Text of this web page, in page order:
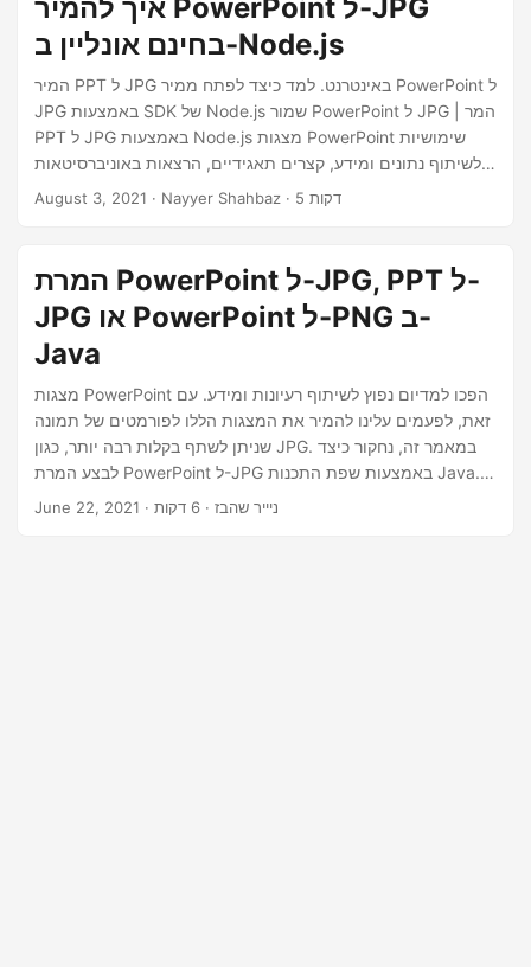
איך להמיר PowerPoint ל-JPG
בחינם אונליין ב-Node.js
המיר PPT ל JPG באינטרנט. למד כיצד לפתח ממיר PowerPoint ל
JPG באמצעות SDK של Node.js שמור PowerPoint ל JPG | המר
PPT ל JPG באמצעות Node.js מצגות PowerPoint שימושיות
לשיתוף נתונים ומידע, קצרים תאגידיים, הרצאות באוניברסיטאות
וכו’. אבל כדי לצפות בקבצי המצגות, יש צורך ביישום ספציפי שעשוי
August 3, 2021 · Nayyer Shahbaz · 5 דקות
המרת PowerPoint ל-JPG, PPT ל-
JPG או PowerPoint ל-PNG ב-
Java
מצגות PowerPoint הפכו למדיום נפוץ לשיתוף רעיונות ומידע. עם
זאת, לפעמים עלינו להמיר את המצגות הללו לפורמטים של תמונה
שניתן לשתף בקלות רבה יותר, כגון JPG. במאמר זה, נחקור כיצד
לבצע המרת PowerPoint ל-JPG באמצעות שפת התכנות Java.
נדון בגישות השונות הזמינות לביצוע משימה זו ביעילות וביעילות
June 22, 2021 · ניייר שהבז · 6 דקות